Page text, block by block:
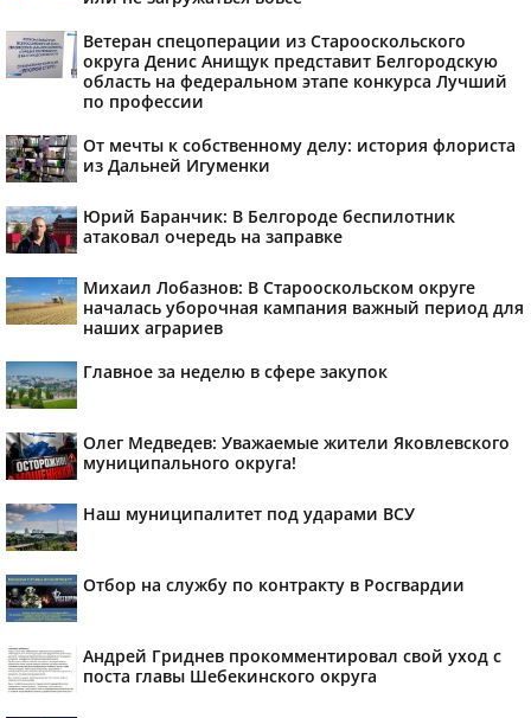
Ветеран спецоперации из Старооскольского
округа Денис Анищук представит Белгородскую
область на федеральном этапе конкурса Лучший
по профессии
От мечты к собственному делу: история флориста
из Дальней Игуменки
Юрий Баранчик: В Белгороде беспилотник
атаковал очередь на заправке
Михаил Лобазнов: В Старооскольском округе
началась уборочная кампания важный период для
наших аграриев
Главное за неделю в сфере закупок
Олег Медведев: Уважаемые жители Яковлевского
муниципального округа!
Наш муниципалитет под ударами ВСУ
Отбор на службу по контракту в Росгвардии
Андрей Гриднев прокомментировал свой уход с
поста главы Шебекинского округа